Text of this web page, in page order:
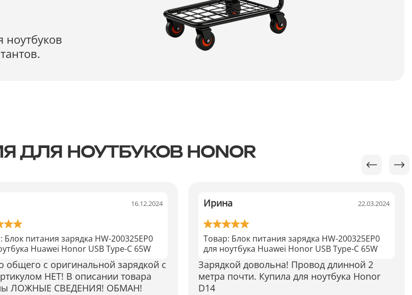
ноутбуков
ДЛЯ НОУТБУКОВ HONOR
16.12.2024
Блок питания зарядка HW-200325EP0
Huawei Honor USB Type-C 65W
общего с оригинальной зарядкой с
НЕТ! В описании товара
ЛОЖНЫЕ СВЕДЕНИЯ! ОБМАН!
Ирина 22.03.2024
Товар: Блок питания зарядка HW-200325EP0
для ноутбука Huawei Honor USB Type-C 65W
Зарядкой довольна! Провод длинной 2
метра почти. Купила для ноутбука Honor
D14